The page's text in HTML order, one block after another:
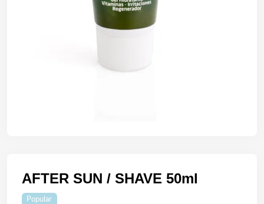
AFTER SUN / SHAVE 50ml
Popular